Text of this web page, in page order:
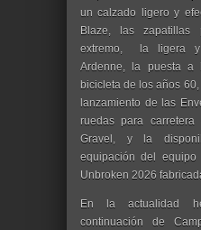
un calzado ligero y
Blaze, las
extremo, la ligera y
Ardenne, la puesta
bicicleta de los años
lanzamiento de las
ruedas para
Gravel, y la
equipación del
Unbroken 2026
En la actualidad
continuación de